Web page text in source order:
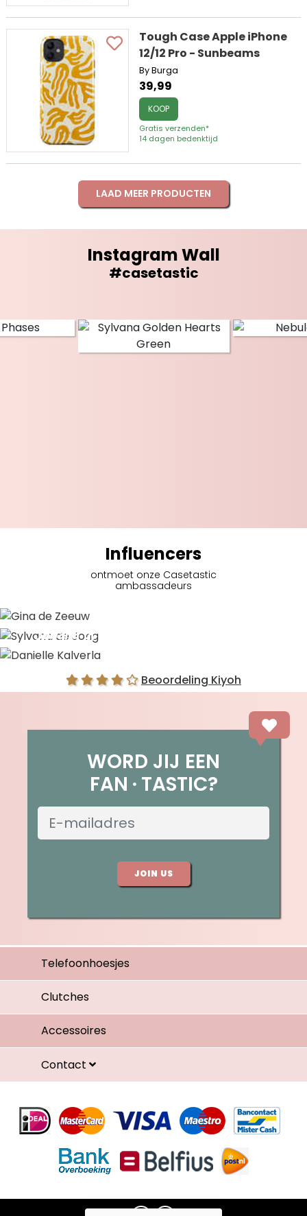
Tough Case Apple iPhone
12/12 Pro - Sunbeams
By Burga
39,99
KOOP
Gratis verzenden*
14 dagen bedenktijd
LAAD MEER PRODUCTEN
Instagram Wall
#casetastic
Influencers
ontmoet onze Casetastic
ambassadeurs
Sylvana de Jong
Beoordeling Kiyoh
WORD JIJ EEN
FAN TASTIC?
JOIN US
Telefoonhoesjes
Clutches
Accessoires
Contact